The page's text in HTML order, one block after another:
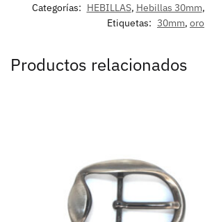
Categorías: HEBILLAS, Hebillas 30mm,
Etiquetas: 30mm, oro
Productos relacionados